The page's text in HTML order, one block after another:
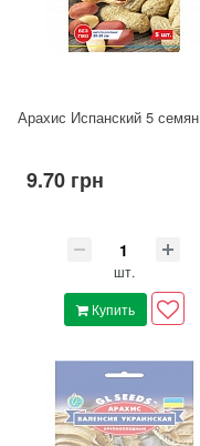
Арахис Испанский 5 семян
9.70 грн
шт.
Купить